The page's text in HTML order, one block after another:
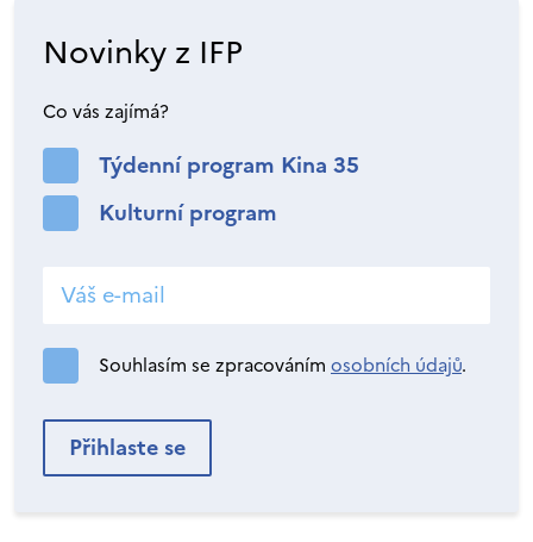
Novinky z IFP
Co vás zajímá?
Týdenní program Kina 35
Kulturní program
Souhlasím se zpracováním osobních údajů.